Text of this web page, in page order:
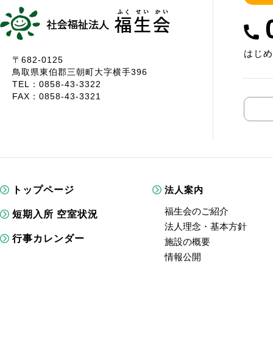
〒682-0125
鳥取県東伯郡三朝町大字横手396
TEL：0858-43-3322
FAX：0858-43-3321
はじ
トップページ
短期入所 空室状況
行事カレンダー
法人案内
福生会のご紹介
法人理念・基本方針
施設の概要
情報公開